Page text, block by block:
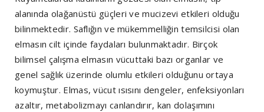
alanında olağanüstü güçleri ve mucizevi etkileri olduğu
bilinmektedir. Saflığın ve mükemmelliğin temsilcisi olan
elmasın cilt içinde faydaları bulunmaktadır. Birçok
bilimsel çalışma elmasın vücuttaki bazı organlar ve
genel sağlık üzerinde olumlu etkileri olduğunu ortaya
koymuştur. Elmas, vücut ısısını dengeler, enfeksiyonları
azaltır, metabolizmayı canlandırır, kan dolaşımını